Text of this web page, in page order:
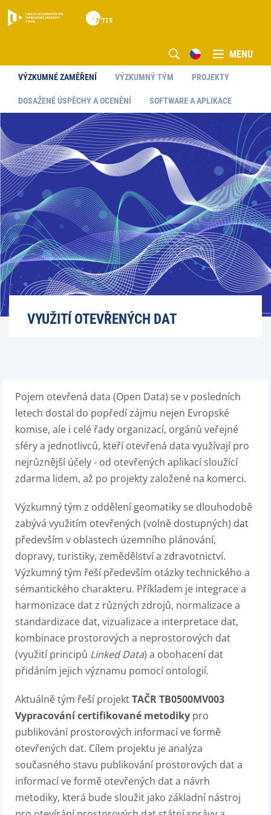
MENU
VÝZKUMNÉ ZAMĚŘENÍ VÝZKUMNÝ TÝM PROJEKTY
DOSAŽENÉ ÚSPĚCHY A OCENĚNÍ SOFTWARE A APLIKACE
VYUŽITÍ OTEVŘENÝCH DAT
Pojem otevřená data (Open Data) se v posledních
letech dostal do popředí zájmu nejen Evropské
komise, ale i celé řady organizací, orgánů veřejné
sféry a jednotlivců, kteří otevřená data využívají pro
nejrůznější účely - od otevřených aplikací sloužící
zdarma lidem, až po projekty založené na komerci.
Výzkumný tým z oddělení geomatiky se dlouhodobě
zabývá využitím otevřených (volně dostupných) dat
především v oblastech územního plánování,
dopravy, turistiky, zemědělství a zdravotnictví.
Výzkumný tým řeší především otázky technického a
sémantického charakteru. Příkladem je integrace a
harmonizace dat z různých zdrojů, normalizace a
standardizace dat, vizualizace a interpretace dat,
kombinace prostorových a neprostorových dat
(využití principů Linked Data) a obohacení dat
přidáním jejich významu pomocí ontologií.
Aktuálně tým řeší projektTAČR TB0500MV003
Vypracování certifikované metodiky pro
publikování prostorových informací ve formě
otevřených dat. Cílem projektu je analýza
současného stavu publikování prostorových dat a
informací ve formě otevřených dat a návrh
metodiky, která bude sloužit jako základní nástroj